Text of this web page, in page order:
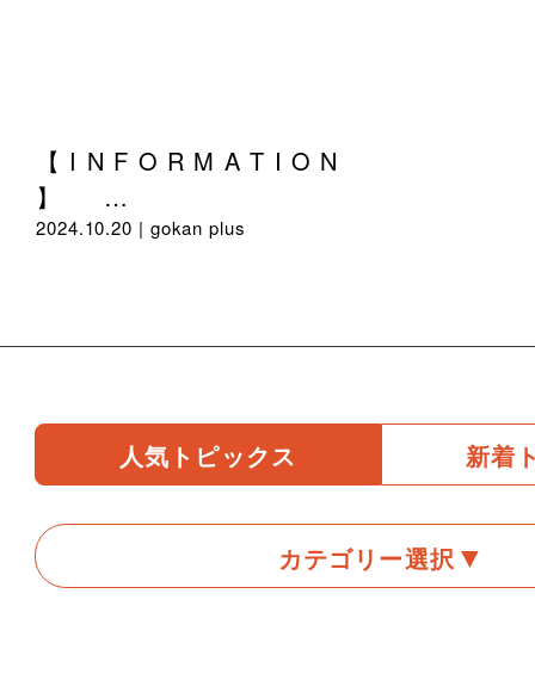
【 I N F O R M A T I O N
】 …
2024.10.20 | gokan plus
人気トピックス 新着
カテゴリー選択